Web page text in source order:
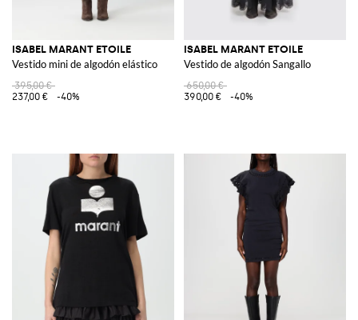
ISABEL MARANT ETOILE
Vestido mini de algodón elástico
395,00 €
237,00 €
-40%
ISABEL MARANT ETOILE
Vestido de algodón Sangallo
650,00 €
390,00 €
-40%